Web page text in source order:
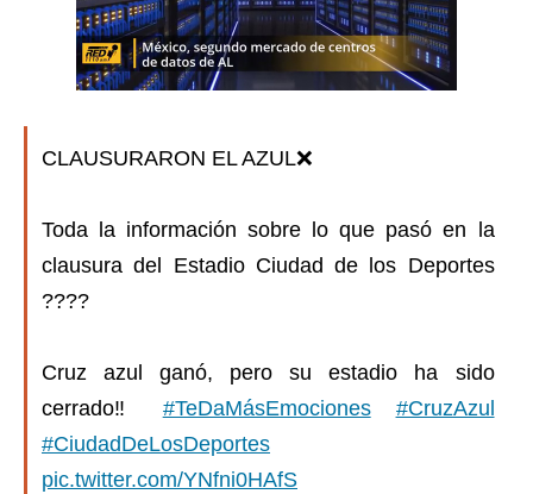
CLAUSURARON EL AZUL❌
Toda la información sobre lo que pasó en la
clausura del Estadio Ciudad de los Deportes
????️
Cruz azul ganó, pero su estadio ha sido
cerrado‼️ #TeDaMásEmociones
#CruzAzul
#CiudadDeLosDeportes
pic.twitter.com/YNfni0HAfS